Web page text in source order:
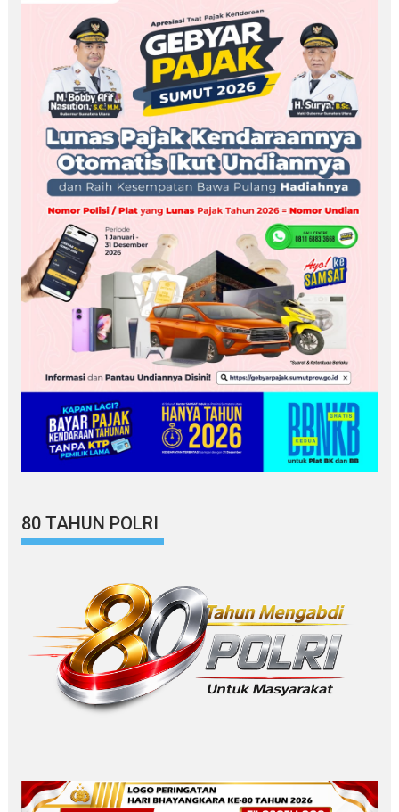
80 TAHUN POLRI